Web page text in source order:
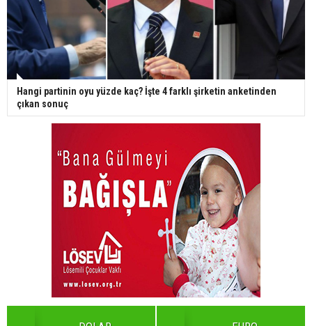
Hangi partinin oyu yüzde kaç? İşte 4 farklı şirketin anketinden
çıkan sonuç